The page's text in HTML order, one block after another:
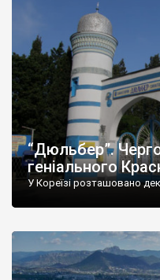
“Дюльбер”.
геніального
У Кореїзі розташовано